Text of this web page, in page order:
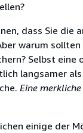
dass Sie die
warum
Selbst
langsamer
Eine
einige der